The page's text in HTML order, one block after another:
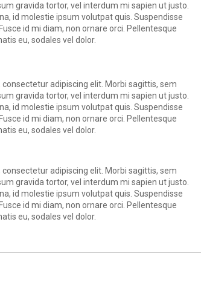
gravida tortor, vel interdum mi sapien ut justo.
id molestie ipsum volutpat quis. Suspendisse
id mi diam, non ornare orci. Pellentesque
eu, sodales vel dolor.
consectetur adipiscing elit. Morbi sagittis, sem
gravida tortor, vel interdum mi sapien ut justo.
id molestie ipsum volutpat quis. Suspendisse
id mi diam, non ornare orci. Pellentesque
eu, sodales vel dolor.
consectetur adipiscing elit. Morbi sagittis, sem
gravida tortor, vel interdum mi sapien ut justo.
id molestie ipsum volutpat quis. Suspendisse
id mi diam, non ornare orci. Pellentesque
eu, sodales vel dolor.